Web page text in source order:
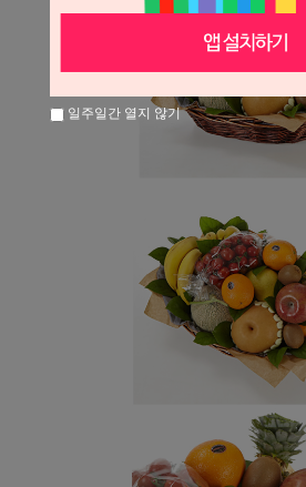
일주일간 열지 않기